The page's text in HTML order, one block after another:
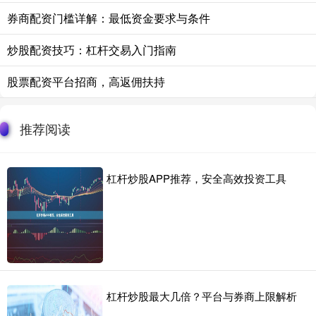
券商配资门槛详解：最低资金要求与条件
炒股配资技巧：杠杆交易入门指南
股票配资平台招商，高返佣扶持
推荐阅读
杠杆炒股APP推荐，安全高效投资工具
杠杆炒股最大几倍？平台与券商上限解析